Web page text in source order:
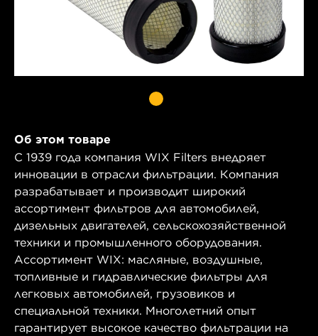
Об этом товаре
С 1939 года компания WIX Filters внедряет
инновации в отрасли фильтрации. Компания
разрабатывает и производит широкий
ассортимент фильтров для автомобилей,
дизельных двигателей, сельскохозяйственной
техники и промышленного оборудования.
Ассортимент WIX: масляные, воздушные,
топливные и гидравлические фильтры для
легковых автомобилей, грузовиков и
специальной техники. Многолетний опыт
гарантирует высокое качество фильтрации на